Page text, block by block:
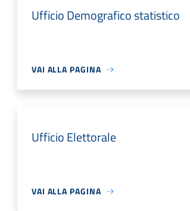
Ufficio Demografico statistico
VAI ALLA PAGINA
Ufficio Elettorale
VAI ALLA PAGINA